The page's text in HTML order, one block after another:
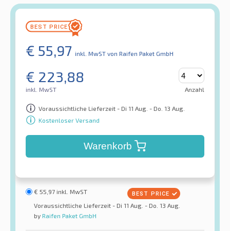
€ 55,97 inkl. MwST von Raifen Paket GmbH
€ 223,88
inkl. MwST Anzahl
Voraussichtliche Lieferzeit - Di 11 Aug. - Do. 13 Aug.
Kostenloser Versand
Warenkorb
€ 55,97 inkl. MwST
Voraussichtliche Lieferzeit - Di 11 Aug. - Do. 13 Aug.
by Raifen Paket GmbH